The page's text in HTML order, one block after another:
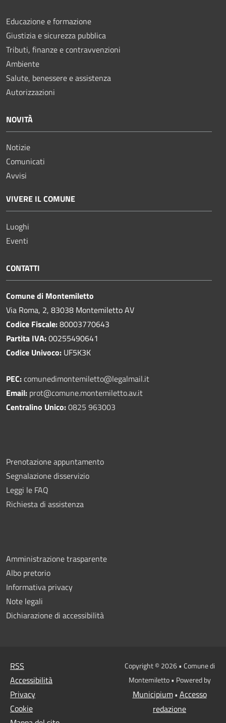
Educazione e formazione
Giustizia e sicurezza pubblica
Tributi, finanze e contravvenzioni
Ambiente
Salute, benessere e assistenza
Autorizzazioni
NOVITÀ
Notizie
Comunicati
Avvisi
VIVERE IL COMUNE
Luoghi
Eventi
CONTATTI
Comune di Montemiletto
Via Roma, 2, 83038 Montemiletto AV
Codice Fiscale:80003770643
Partita IVA:00255490641
Codice Univoco: UF5K3K
PEC:comunedimontemiletto@legalmail.it
Email: prot@comune.montemiletto.av.it
Centralino Unico:0825 963003
Prenotazione appuntamento
Segnalazione disservizio
Leggi le FAQ
Richiesta di assistenza
Amministrazione trasparente
Albo pretorio
Informativa privacy
Note legali
Dichiarazione di accessibilità
RSS
Accessibilità
Privacy
Cookie
Copyright © 2026 • Comune di
Montemiletto • Powered by
Municipium• Accesso
redazione